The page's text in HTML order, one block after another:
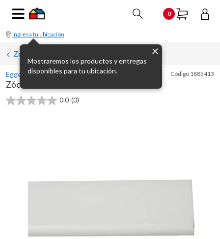
0
Ingresa tu ubicación
Mostraremos los productos y entregas
disponibles para tu ubicación.
Zócalos
Egger Código 1885413
Zócalo MDF 406 blanco
0.0 (0)
0.0